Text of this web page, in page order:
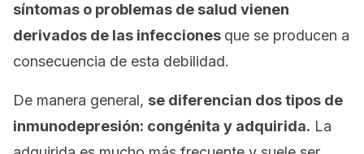
síntomas o problemas de salud vienen
derivados de las infecciones que se producen a
consecuencia de esta debilidad.
De manera general, se diferencian dos tipos de
inmunodepresión: congénita y adquirida. La